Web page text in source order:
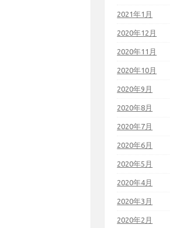
2021年1月
2020年12月
2020年11月
2020年10月
2020年9月
2020年8月
2020年7月
2020年6月
2020年5月
2020年4月
2020年3月
2020年2月